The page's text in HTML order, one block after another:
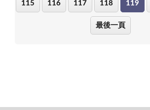
115 116 117 118 119
最後一頁